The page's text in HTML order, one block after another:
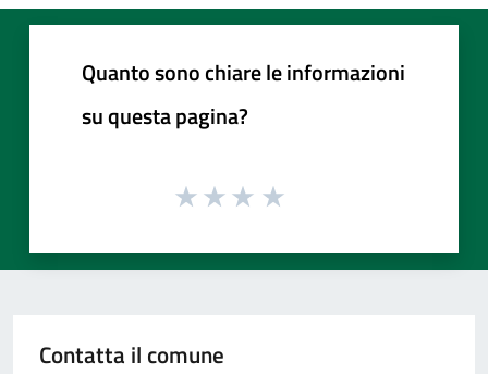
Quanto sono chiare le informazioni
su questa pagina?
Contatta il comune